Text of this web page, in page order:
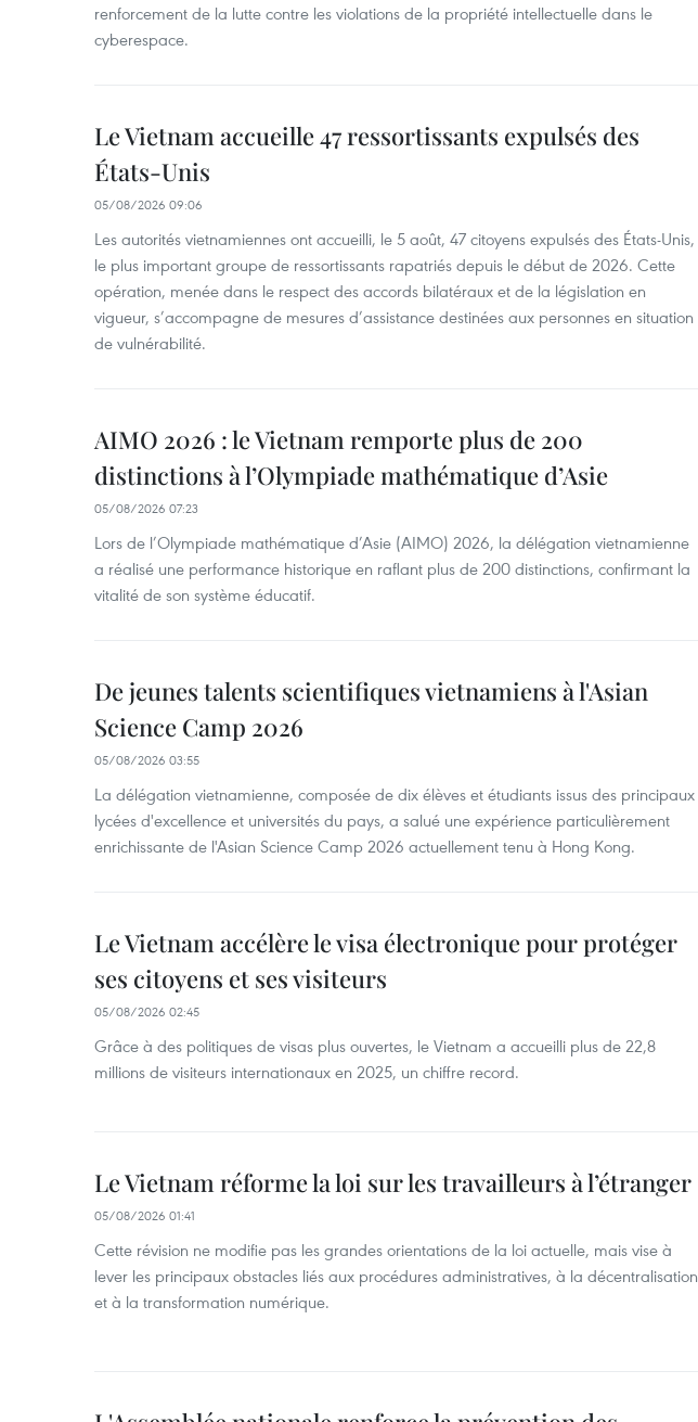
renforcement de la lutte contre les violations de la propriété intellectuelle dans le
cyberespace.
Le Vietnam accueille 47 ressortissants expulsés des
États-Unis
05/08/2026 09:06
Les autorités vietnamiennes ont accueilli, le 5 août, 47 citoyens expulsés des États-Unis,
le plus important groupe de ressortissants rapatriés depuis le début de 2026. Cette
opération, menée dans le respect des accords bilatéraux et de la législation en
vigueur, s’accompagne de mesures d’assistance destinées aux personnes en situation
de vulnérabilité.
AIMO 2026 : le Vietnam remporte plus de 200
distinctions à l’Olympiade mathématique d’Asie
05/08/2026 07:23
Lors de l’Olympiade mathématique d’Asie (AIMO) 2026, la délégation vietnamienne
a réalisé une performance historique en raflant plus de 200 distinctions, confirmant la
vitalité de son système éducatif.
De jeunes talents scientifiques vietnamiens à l'Asian
Science Camp 2026
05/08/2026 03:55
La délégation vietnamienne, composée de dix élèves et étudiants issus des principaux
lycées d'excellence et universités du pays, a salué une expérience particulièrement
enrichissante de l'Asian Science Camp 2026 actuellement tenu à Hong Kong.
Le Vietnam accélère le visa électronique pour protéger
ses citoyens et ses visiteurs
05/08/2026 02:45
Grâce à des politiques de visas plus ouvertes, le Vietnam a accueilli plus de 22,8
millions de visiteurs internationaux en 2025, un chiffre record.
Le Vietnam réforme la loi sur les travailleurs à l’étranger
05/08/2026 01:41
Cette révision ne modifie pas les grandes orientations de la loi actuelle, mais vise à
lever les principaux obstacles liés aux procédures administratives, à la décentralisation
et à la transformation numérique.